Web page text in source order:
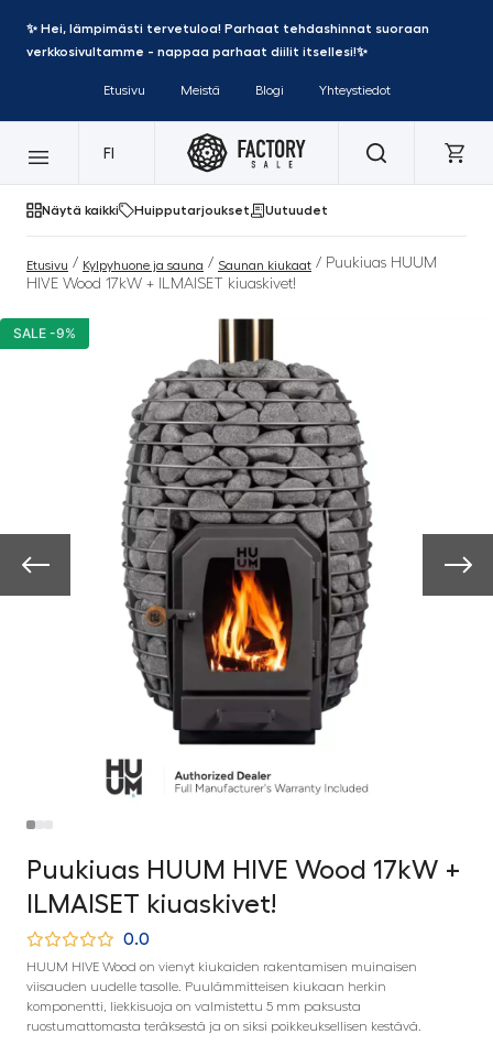
✨ Hei, lämpimästi tervetuloa! Parhaat tehdashinnat suoraan
verkkosivultamme - nappaa parhaat diilit itsellesi!✨
Etusivu Meistä Blogi Yhteystiedot
FI
Näytä kaikki Huipputarjoukset Uutuudet
Etusivu / Kylpyhuone ja sauna / Saunan kiukaat / Puukiuas HUUM
HIVE Wood 17kW + ILMAISET kiuaskivet!
SALE -9%
Puukiuas HUUM HIVE Wood 17kW +
ILMAISET kiuaskivet!
0.0
HUUM HIVE Wood on vienyt kiukaiden rakentamisen muinaisen
viisauden uudelle tasolle. Puulämmitteisen kiukaan herkin
komponentti, liekkisuoja on valmistettu 5 mm paksusta
ruostumattomasta teräksestä ja on siksi poikkeuksellisen kestävä.